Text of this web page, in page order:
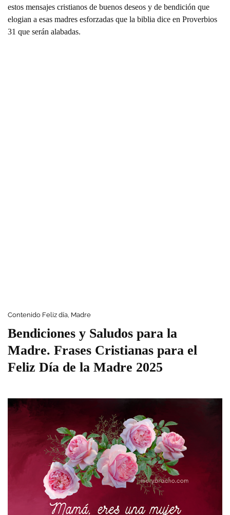
estos mensajes cristianos de buenos deseos y de bendición que
elogian a esas madres esforzadas que la biblia dice en Proverbios
31 que serán alabadas.
Contenido Feliz día, Madre
Bendiciones y Saludos para la
Madre. Frases Cristianas para el
Feliz Día de la Madre 2025